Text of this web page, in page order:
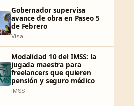
Gobernador supervisa
avance de obra en Paseo 5
de Febrero
Visa
Modalidad 10 del IMSS: la
jugada maestra para
freelancers que quieren
pensión y seguro médico
IMSS